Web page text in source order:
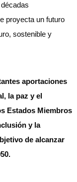
proyecta un futuro
sostenible y
aportaciones
la paz y el
Estados Miembros
y la
de alcanzar